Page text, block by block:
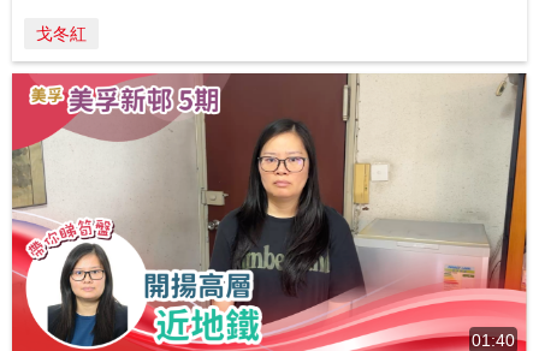
戈冬紅
01:40